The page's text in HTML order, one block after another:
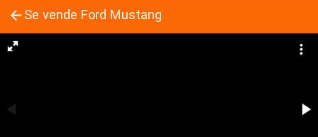
Se vende Ford Mustang